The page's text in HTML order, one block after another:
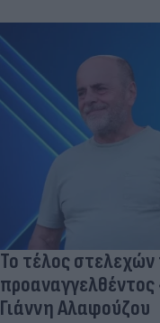
Το τέλος στελεχών
Γιάννη Αλαφούζου